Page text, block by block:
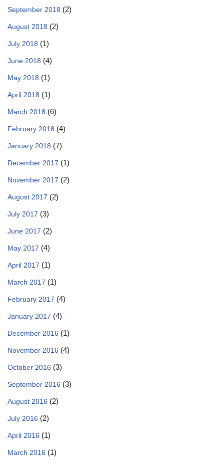
September 2018 (2)
August 2018 (2)
July 2018 (1)
June 2018 (4)
May 2018 (1)
April 2018 (1)
March 2018 (6)
February 2018 (4)
January 2018 (7)
December 2017 (1)
November 2017 (2)
August 2017 (2)
July 2017 (3)
June 2017 (2)
May 2017 (4)
April 2017 (1)
March 2017 (1)
February 2017 (4)
January 2017 (4)
December 2016 (1)
November 2016 (4)
October 2016 (3)
September 2016 (3)
August 2016 (2)
July 2016 (2)
April 2016 (1)
March 2016 (1)